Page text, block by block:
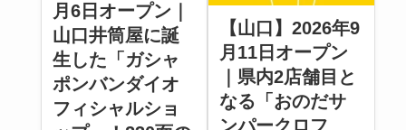
月6日オープン｜
山口井筒屋に誕
生した「ガシャ
ポンバンダイオ
フィシャルショ
【山口】2026年9
月11日オープン
｜県内2店舗目と
なる「おのだサ
ンパークロフ